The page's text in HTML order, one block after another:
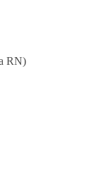
RN)